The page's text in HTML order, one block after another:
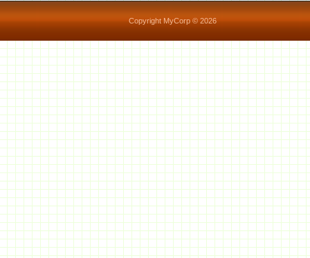
Copyright MyCorp © 2026